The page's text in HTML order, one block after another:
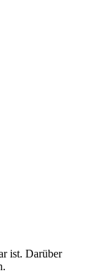
ist. Darüber